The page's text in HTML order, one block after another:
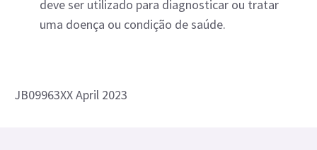
deve ser utilizado para diagnosticar ou tratar
uma doença ou condição de saúde.
JB09963XX April 2023